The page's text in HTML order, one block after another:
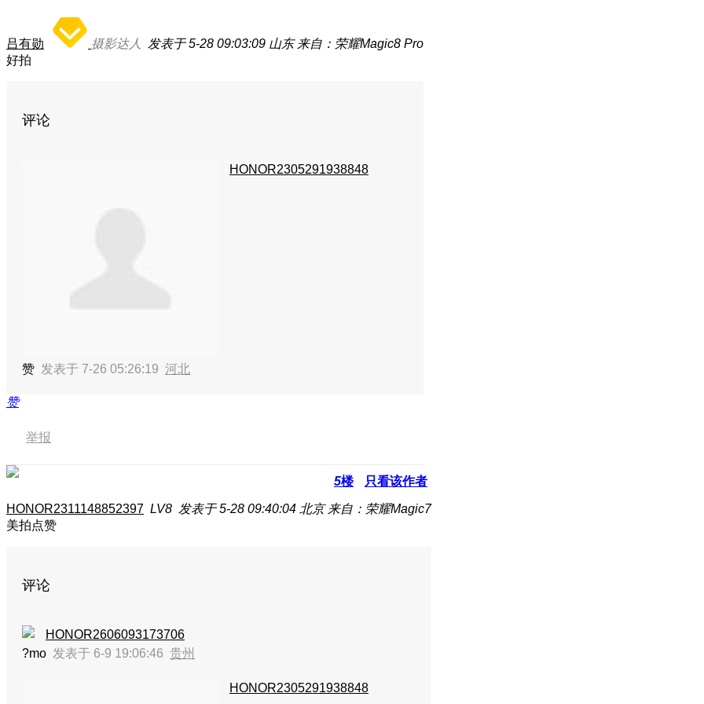
吕有勋 摄影达人 发表于 5-28 09:03:09 山东 来自：荣耀Magic8 Pro
好拍
评论
HONOR2305291938848
赞 发表于 7-26 05:26:19 河北
赞
举报
5楼 只看该作者
HONOR2311148852397 LV8 发表于 5-28 09:40:04 北京 来自：荣耀Magic7
美拍点赞
评论
HONOR2606093173706
?mo 发表于 6-9 19:06:46 贵州
HONOR2305291938848